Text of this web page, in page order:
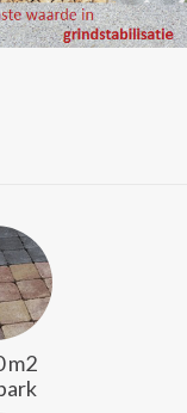
m2